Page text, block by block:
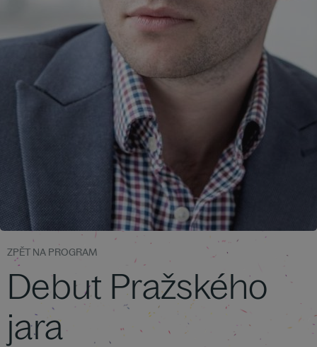
ZPĚT NA PROGRAM
Debut Pražského
jara